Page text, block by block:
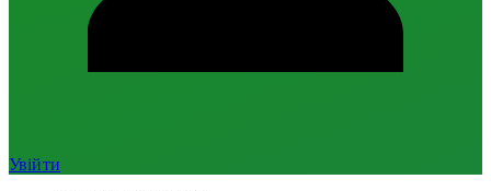
Увійти